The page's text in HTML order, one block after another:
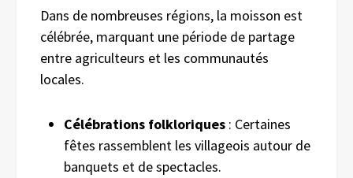
Dans de nombreuses régions, la moisson est
célébrée, marquant une période de partage
entre agriculteurs et les communautés
locales.
Célébrations folkloriques : Certaines
fêtes rassemblent les villageois autour de
banquets et de spectacles.